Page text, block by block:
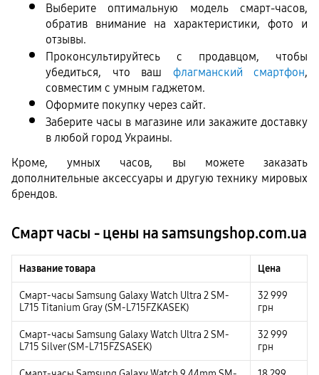
Выберите оптимальную модель смарт-часов,
обратив внимание на характеристики, фото и
отзывы.
Проконсультируйтесь с продавцом, чтобы
убедиться, что ваш флагманский смартфон,
совместим с умным гаджетом.
Оформите покупку через сайт.
Заберите часы в магазине или закажите доставку
в любой город Украины.
Кроме, умных часов, вы можете заказать
дополнительные аксессуары и другую технику мировых
брендов.
Смарт часы - цены на samsungshop.com.ua
Название товара Цена
Смарт-часы Samsung Galaxy Watch Ultra 2 SM-
L715 Titanium Gray (SM-L715FZKASEK)
32 999
грн
Смарт-часы Samsung Galaxy Watch Ultra 2 SM-
L715 Silver (SM-L715FZSASEK)
32 999
грн